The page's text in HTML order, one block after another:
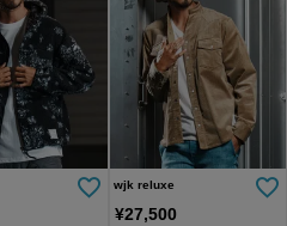
wjk reluxe
¥27,500